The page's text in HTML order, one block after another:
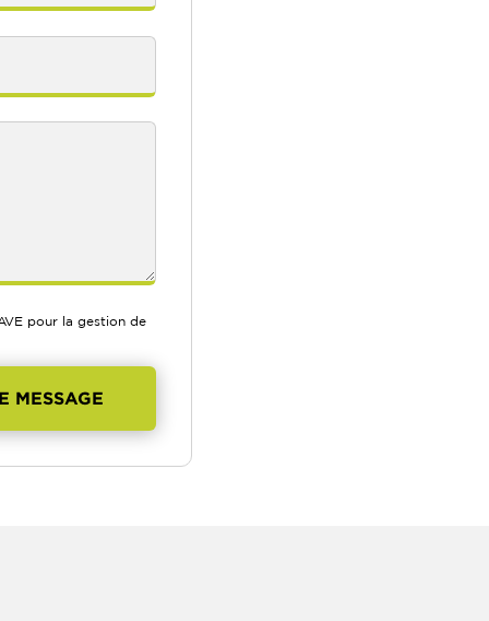
pour la gestion de
MESSAGE